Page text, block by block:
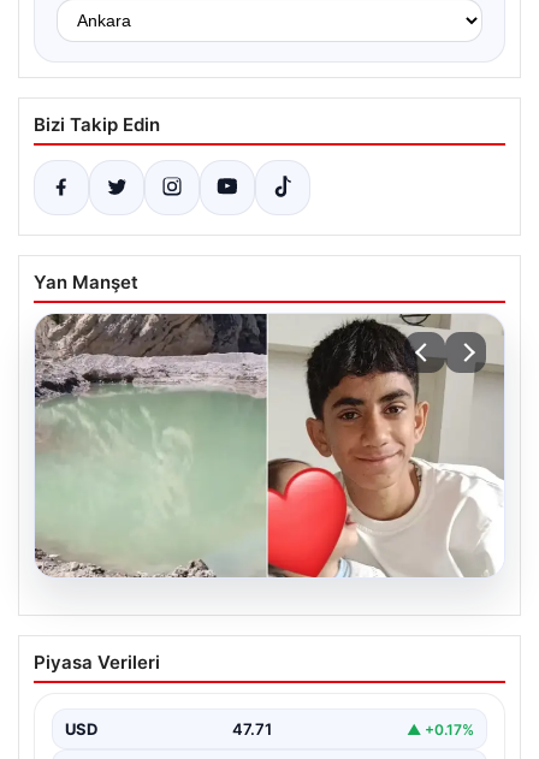
Bizi Takip Edin
Yan Manşet
06.08.2026
12 yaşındaki çocuk hafriyat alınan
gölette boğuldu
Oluşan Gölette Boğuldu", "content": "Erzurum’un Oltu
ilçesinde…
Piyasa Verileri
USD 47.71 ▲ +0.17%